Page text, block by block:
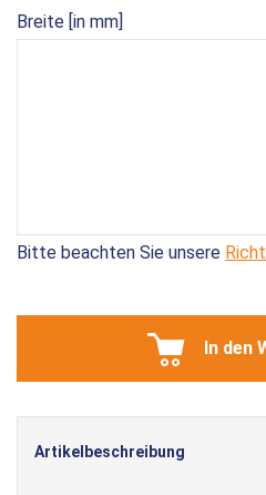
Breite [in mm]
Bitte beachten Sie unsere
In den
Artikelbeschreibung